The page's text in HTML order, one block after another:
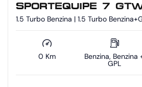
SPORTEQUIPE 7
1.5 Turbo Benzina | 1.5 Turbo
0 Km Benzina, Benzina
GPL